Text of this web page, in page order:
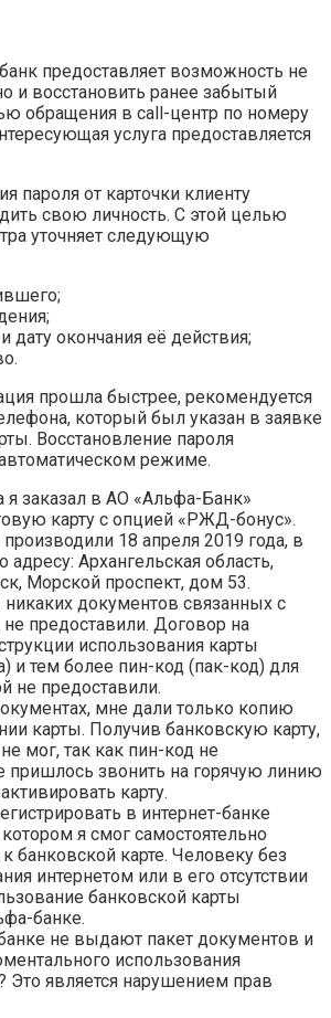
предоставляет возможность не
и восстановить ранее забытый
обращения в call-центр по номеру
услуга предоставляется
пароля от карточки клиенту
свою личность. С этой целью
уточняет следующую
дату окончания её действия;
прошла быстрее, рекомендуется
который был указан в заявке
Восстановление пароля
режиме.
я заказал в АО «Альфа-Банк»
карту с опцией «РЖД-бонус».
18 апреля 2019 года, в
адресу: Архангельская область,
Морской проспект, дом 53.
документов связанных с
предоставили. Договор на
использования карты
и тем более пин-код (пак-код) для
не предоставили.
мне дали только копию
карты. Получив банковскую карту,
мог, так как пин-код не
пришлось звонить на горячую линию
карту.
в интернет-банке
я смог самостоятельно
банковской карте. Человеку без
интернетом или в его отсутствии
банковской карты
банке.
не выдают пакет документов и
использования
Это является нарушением прав